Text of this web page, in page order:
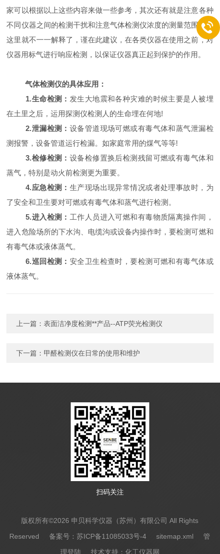
家可以根据以上这些内容来做一些参考，其次还有就是注意各种
不同仪器之间的检测干扰和注意气体检测仪浓度的测量范围，在
这里就不一一解释了，谨在此建议，在各类仪器在使用之前，对
仪器用标气进行响应检测，以保证仪器真正起到保护的作用。
气体检测仪的具体应用：
1.生命检测： 发生大地震和各种灾难的时候主要是人被埋
在土里之后，运用探测仪检测人的生命埋在何地!
2.泄漏检测： 设备管道现场可燃或有毒气体和蒸气泄漏检
测报警，设备管道运行检漏。如家庭常用的煤气等等!
3.检修检测： 设备检修置换后检测残留可燃或有毒气体和
蒸气，特别是动火前检测更为重要。
4.应急检测： 生产现场出现异常情况或者处理事故时，为
了安全和卫生要对可燃或有毒气体和蒸气进行检测。
5.进入检测： 工作人员进入可燃和有毒物质隔离操作间，
进入危险场所的下水沟、电缆沟或设备内操作时，要检测可燃和
有毒气体或液体蒸气。
6.巡回检测： 安全卫生检查时，要检测可燃和有毒气体或
液体蒸气。
上一篇：表面洁净度检测**产品--ATP荧光检测仪
下一篇： 甲醛检测仪在日常的使用和维护
扫码关注
版权所有©2026 申贝科学仪器（苏州）有限公司 All Rights
Reserved备案号：苏ICP备11085033号-4 sitemap.xml
管
理登陆技术支持： 化工仪器网